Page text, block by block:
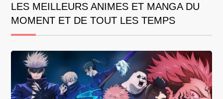
LES MEILLEURS ANIMES ET MANGA DU
MOMENT ET DE TOUT LES TEMPS